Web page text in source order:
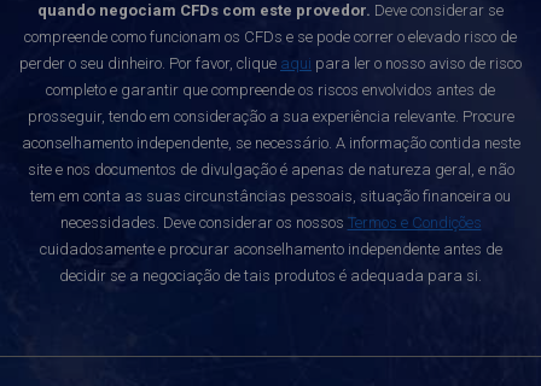
quando negociam CFDs com este provedor. Deve considerar se
compreende como funcionam os CFDs e se pode correr o elevado risco de
perder o seu dinheiro. Por favor, clique aqui para ler o nosso aviso de risco
completo e garantir que compreende os riscos envolvidos antes de
prosseguir, tendo em consideração a sua experiência relevante. Procure
aconselhamento independente, se necessário. A informação contida neste
site e nos documentos de divulgação é apenas de natureza geral, e não
tem em conta as suas circunstâncias pessoais, situação financeira ou
necessidades. Deve considerar os nossos Termos e Condições
cuidadosamente e procurar aconselhamento independente antes de
decidir se a negociação de tais produtos é adequada para si.